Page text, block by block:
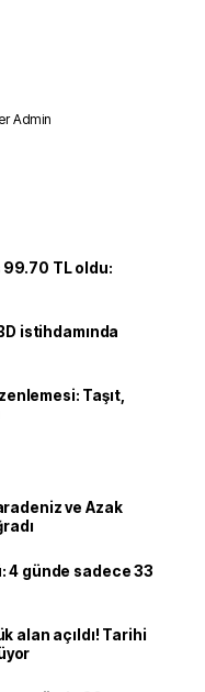
Admin
99.70 TL oldu:
istihdamında
Taşıt,
ve Azak
4 günde sadece 33
alan açıldı! Tarihi